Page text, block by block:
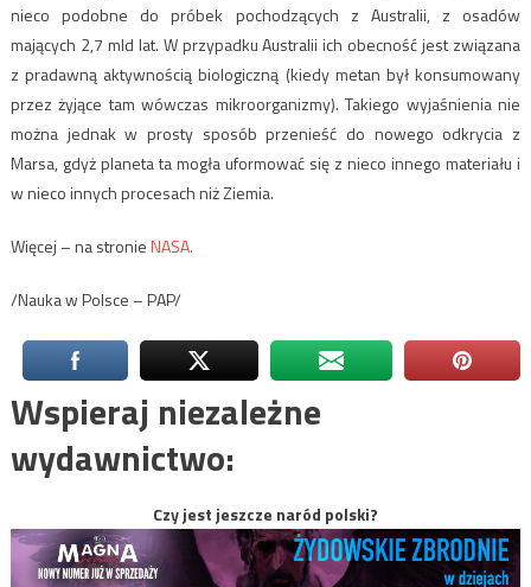
nieco podobne do próbek pochodzących z Australii, z osadów
mających 2,7 mld lat. W przypadku Australii ich obecność jest związana
z pradawną aktywnością biologiczną (kiedy metan był konsumowany
przez żyjące tam wówczas mikroorganizmy). Takiego wyjaśnienia nie
można jednak w prosty sposób przenieść do nowego odkrycia z
Marsa, gdyż planeta ta mogła uformować się z nieco innego materiału i
w nieco innych procesach niż Ziemia.
Więcej – na stronieNASA.
/Nauka w Polsce – PAP/
Wspieraj niezależne
wydawnictwo:
Czy jest jeszcze naród polski?